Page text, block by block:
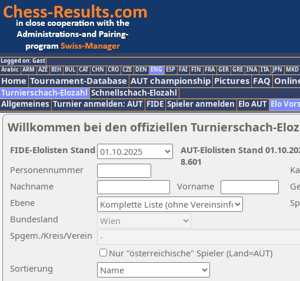
Logged on: Gast
Arabic ARM AZE BIH BUL CAT CHN CRO CZE DEN ENG ESP FAI FIN FRA GER GRE INA ITA JPN MKD
Home Tournament-Database AUT championship Pictures FAQ
Turnierschach-Elozahl Schnellschach-Elozahl
Allgemeines Turnier anmelden: AUT FIDE Spieler anmelden Elo AUT Elo
Willkommen bei den offiziellen Turnierschach-
Nachname
Vorname
Ebene
Sortierung
Personennummer
Bundesland
Spgem./Kreis/Verein
Nur "österreichische" Spieler (Land=AUT)
AUT-Elolisten Stand
8.601
FIDE-Elolisten Stand